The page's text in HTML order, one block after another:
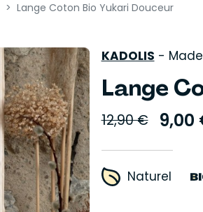
Lange Coton Bio Yukari Douceur
KADOLIS -
Lange
12,90 € 9,00
Naturel